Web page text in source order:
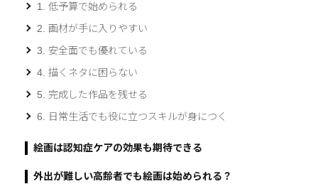
1. 低予算で始められる
2. 画材が手に入りやすい
3. 安全面でも優れている
4. 描くネタに困らない
5. 完成した作品を残せる
6. 日常生活でも役に立つスキルが身につく
絵画は認知症ケアの効果も期待できる
外出が難しい高齢者でも絵画は始められる？